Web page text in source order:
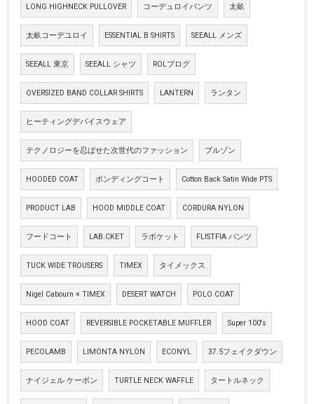
LONG HIGHNECK PULLOVER コーデュロイパンツ 太畝
太畝コーデユロイ ESSENTIAL B SHIRTS SEEALL メンズ
SEEALL 東京 SEEALL シャツ ROLブログ
OVERSIZED BAND COLLAR SHIRTS LANTERN ランタン
ヒーティングデバイスウェア
テクノロジーを忍ばせた次世代のファッション ブルゾン
HOODED COAT ボンディングコート Cotton Back Satin Wide PTS
PRODUCT LAB HOOD MIDDLE COAT CORDURA NYLON
フードコート LAB.CKET ラボケット FLISTFIA パンツ
TUCK WIDE TROUSERS TIMEX タイメックス
Nigel Cabourn × TIMEX DESERT WATCH POLO COAT
HOOD COAT REVERSIBLE POCKETABLE MUFFLER Super 100's
PECOLAMB LIMONTA NYLON ECONYL 37.5フェイクダウン
ナイジェル ケーボン TURTLE NECK WAFFLE タートルネック